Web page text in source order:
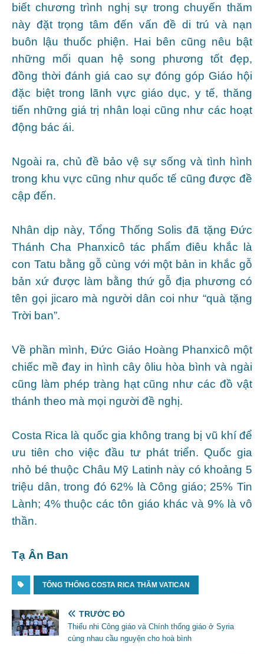
biết chương trình nghị sự trong chuyến thăm
này đặt trọng tâm đến vấn đề di trú và nạn
buôn lậu thuốc phiện. Hai bên cũng nêu bật
những mối quan hệ song phương tốt đẹp,
đồng thời đánh giá cao sự đóng góp Giáo hội
đặc biệt trong lãnh vực giáo dục, y tế, thăng
tiến những giá trị nhân loại cũng như các hoạt
động bác ái.
Ngoài ra, chủ đề bảo vệ sự sống và tình hình
trong khu vực cũng như quốc tế cũng được đề
cập đến.
Nhân dịp này, Tổng Thống Solis đã tặng Đức
Thánh Cha Phanxicô tác phẩm điêu khắc là
con Tatu bằng gỗ cùng với một bản in khắc gỗ
bản xứ được làm bằng thứ gỗ địa phương có
tên gọi jicaro mà người dân coi như “quà tặng
Trời ban”.
Về phần mình, Đức Giáo Hoàng Phanxicô một
chiếc mề đay in hình cây ôliu hòa bình và ngài
cũng làm phép tràng hạt cũng như các đồ vật
thánh theo mà mọi người đề nghị.
Costa Rica là quốc gia không trang bị vũ khí để
ưu tiên cho việc đầu tư phát triển. Quốc gia
nhỏ bé thuộc Châu Mỹ Latinh này có khoảng 5
triệu dân, trong đó 62% là Công giáo; 25% Tin
Lành; 4% thuộc các tôn giáo khác và 9% là vô
thần.
Tạ Ân Ban
TỔNG THỐNG COSTA RICA THĂM VATICAN
TRƯỚC ĐÓ
Thiếu nhi Công giáo và Chính thống giáo ở Syria
cùng nhau cầu nguyện cho hoà bình